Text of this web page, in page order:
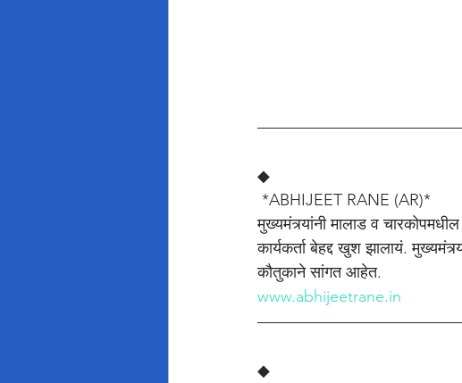
◆
*ABHIJEET RANE (AR)*
मुख्यमंत्र्यांनी मालाड व
कार्यकर्ता बेहद्द खुश झालायं.
कौतुकाने सांगत आहेत.
www.abhijeetrane.in
◆